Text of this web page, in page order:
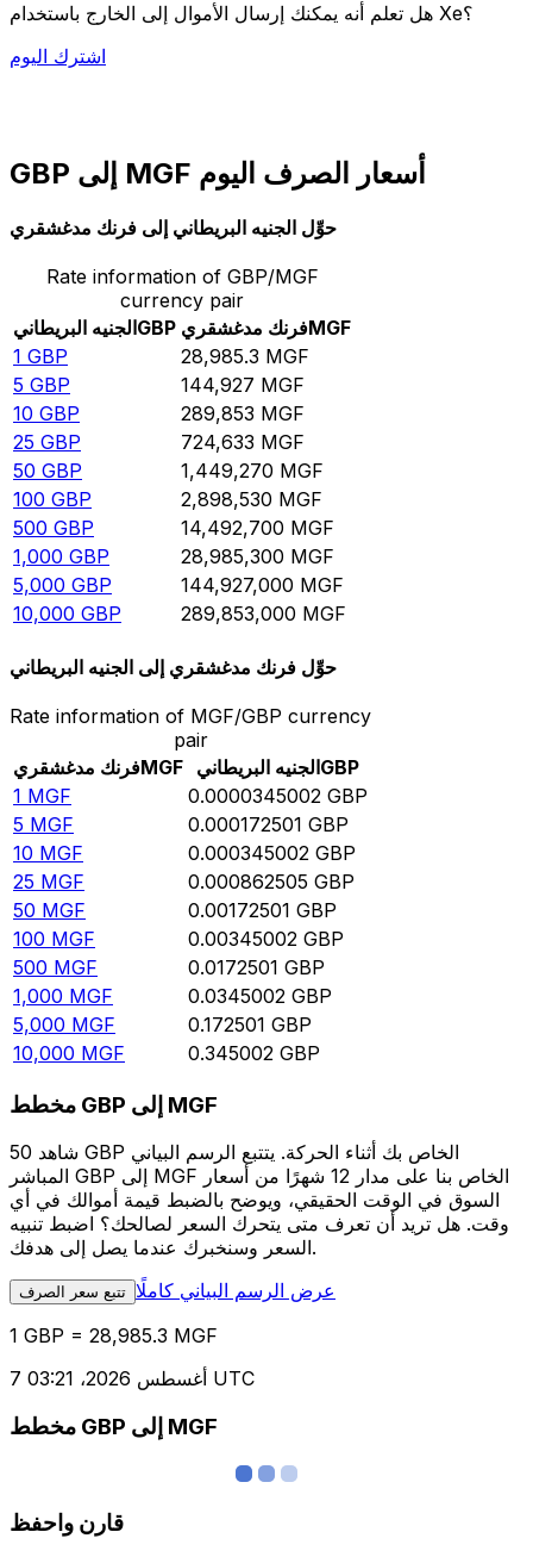
هل تعلم أنه يمكنك إرسال الأموال إلى الخارج باستخدام Xe؟
اشترك اليوم
GBP إلى MGF أسعار الصرف اليوم
حوِّل الجنيه البريطاني إلى فرنك مدغشقري
Rate information of GBP/MGF
currency pair
الجنيه البريطانيGBP فرنك مدغشقريMGF
1 GBP 28,985.3 MGF
5 GBP 144,927 MGF
10 GBP 289,853 MGF
25 GBP 724,633 MGF
50 GBP 1,449,270 MGF
100 GBP 2,898,530 MGF
500 GBP 14,492,700 MGF
1,000 GBP 28,985,300 MGF
5,000 GBP 144,927,000 MGF
10,000 GBP 289,853,000 MGF
حوِّل فرنك مدغشقري إلى الجنيه البريطاني
Rate information of MGF/GBP currency
pair
فرنك مدغشقريMGF الجنيه البريطانيGBP
1 MGF 0.0000345002 GBP
5 MGF 0.000172501 GBP
10 MGF 0.000345002 GBP
25 MGF 0.000862505 GBP
50 MGF 0.00172501 GBP
100 MGF 0.00345002 GBP
500 MGF 0.0172501 GBP
1,000 MGF 0.0345002 GBP
5,000 MGF 0.172501 GBP
10,000 MGF 0.345002 GBP
مخطط GBP إلى MGF
شاهد 50 GBP الخاص بك أثناء الحركة. يتتبع الرسم البياني
المباشر GBP إلى MGF الخاص بنا على مدار 12 شهرًا من أسعار
السوق في الوقت الحقيقي، ويوضح بالضبط قيمة أموالك في أي
وقت. هل تريد أن تعرف متى يتحرك السعر لصالحك؟ اضبط تنبيه
السعر وسنخبرك عندما يصل إلى هدفك.
تتبع سعر الصرف عرض الرسم البياني كاملًا
1 GBP = 28,985.3 MGF
7 أغسطس 2026، 03:21 UTC
مخطط GBP إلى MGF
قارن واحفظ